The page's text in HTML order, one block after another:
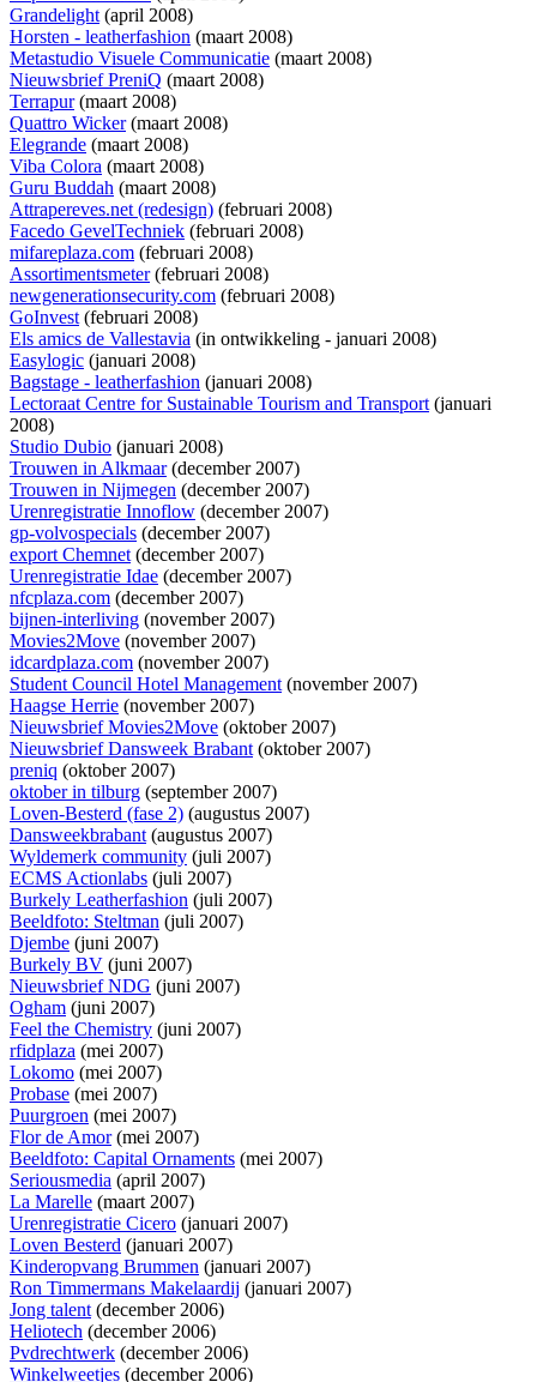
Grandelight(april 2008)
Horsten - leatherfashion (maart 2008)
Metastudio Visuele Communicatie (maart 2008)
Nieuwsbrief PreniQ (maart 2008)
Terrapur(maart 2008)
Quattro Wicker(maart 2008)
Elegrande (maart 2008)
Viba Colora (maart 2008)
Guru Buddah (maart 2008)
Attrapereves.net (redesign) (februari 2008)
Facedo GevelTechniek (februari 2008)
mifareplaza.com (februari 2008)
Assortimentsmeter(februari 2008)
newgenerationsecurity.com (februari 2008)
GoInvest(februari 2008)
Els amics de Vallestavia (in ontwikkeling - januari 2008)
Easylogic (januari 2008)
Bagstage - leatherfashion (januari 2008)
Lectoraat Centre for Sustainable Tourism and Transport(januari
2008)
Studio Dubio (januari 2008)
Trouwen in Alkmaar(december 2007)
Trouwen in Nijmegen (december 2007)
Urenregistratie Innoflow (december 2007)
gp-volvospecials (december 2007)
export Chemnet(december 2007)
Urenregistratie Idae (december 2007)
nfcplaza.com (december 2007)
bijnen-interliving (november 2007)
Movies2Move (november 2007)
idcardplaza.com (november 2007)
Student Council Hotel Management(november 2007)
Haagse Herrie (november 2007)
Nieuwsbrief Movies2Move (oktober 2007)
Nieuwsbrief Dansweek Brabant(oktober 2007)
preniq (oktober 2007)
oktober in tilburg (september 2007)
Loven-Besterd (fase 2) (augustus 2007)
Dansweekbrabant(augustus 2007)
Wyldemerk community (juli 2007)
ECMS Actionlabs (juli 2007)
Burkely Leatherfashion (juli 2007)
Beeldfoto: Steltman (juli 2007)
Djembe (juni 2007)
Burkely BV (juni 2007)
Nieuwsbrief NDG (juni 2007)
Ogham (juni 2007)
Feel the Chemistry (juni 2007)
rfidplaza (mei 2007)
Lokomo (mei 2007)
Probase (mei 2007)
Puurgroen (mei 2007)
Flor de Amor(mei 2007)
Beeldfoto: Capital Ornaments (mei 2007)
Seriousmedia (april 2007)
La Marelle (maart 2007)
Urenregistratie Cicero (januari 2007)
Loven Besterd (januari 2007)
Kinderopvang Brummen (januari 2007)
Ron Timmermans Makelaardij (januari 2007)
Jong talent(december 2006)
Heliotech (december 2006)
Pvdrechtwerk (december 2006)
Winkelweetjes (december 2006)